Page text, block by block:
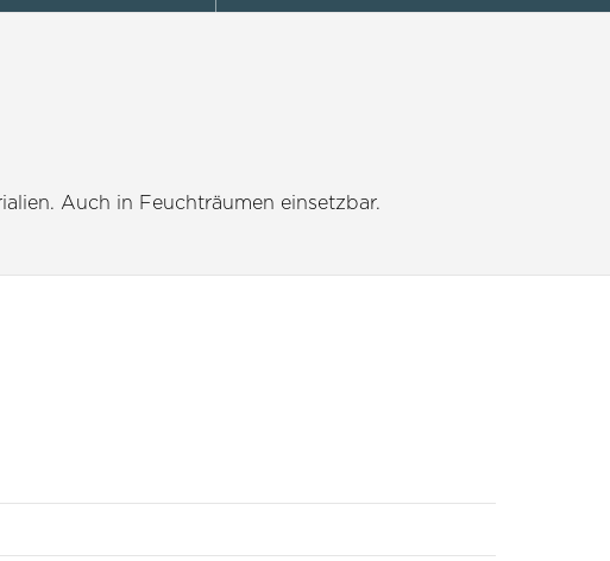
Auch in Feuchträumen einsetzbar.